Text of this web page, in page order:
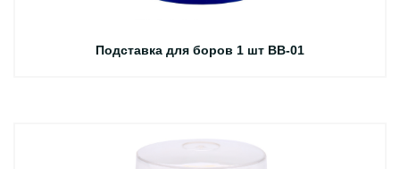
Подставка для боров 1 шт BB-01